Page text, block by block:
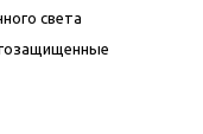
света